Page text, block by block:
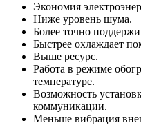
Экономия
Ниже уровень шума.
Более точно
Быстрее охлаждает
Выше ресурс.
Работа в режиме
температуре.
Возможность
коммуникации.
Меньше вибрация